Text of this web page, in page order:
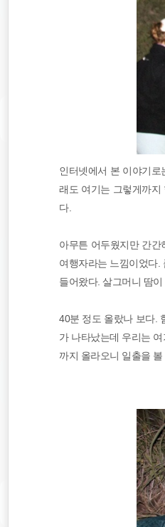
인터넷에서 본 이야기
래도 여기는 그렇게까지
다.
아무튼 어두웠지만 간
여행자라는 느낌이었다.
들어왔다. 살그머니 땀이
40분 정도 올랐나 보다.
가 나타났는데 우리는
까지 올라오니 일출을